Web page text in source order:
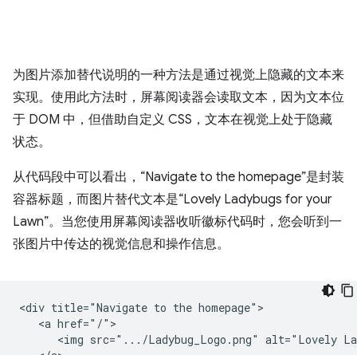
为图片添加替代说明的一种方法是通过视觉上隐藏的文本来
实现。使用此方法时，屏幕阅读器会读取文本，因为文本位
于 DOM 中，但借助自定义 CSS，文本在视觉上处于隐藏
状态。
从代码段中可以看出，“Navigate to the homepage”是封装
容器标题，而图片替代文本是“Lovely Ladybugs for your
Lawn”。当您使用屏幕阅读器收听徽标代码时，您会听到一
张图片中传达的视觉信息和操作信息。
<div title="Navigate to the homepage">
   <a href="/">
<img src=".../Ladybug_Logo.png" alt="Lovely